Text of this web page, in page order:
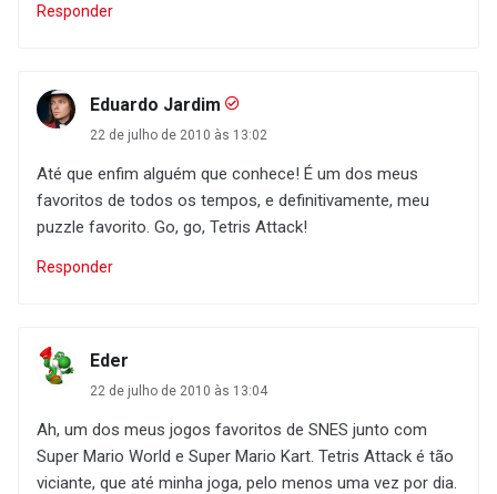
Responder
Eduardo Jardim
22 de julho de 2010 às 13:02
Até que enfim alguém que conhece! É um dos meus
favoritos de todos os tempos, e definitivamente, meu
puzzle favorito. Go, go, Tetris Attack!
Responder
Eder
22 de julho de 2010 às 13:04
Ah, um dos meus jogos favoritos de SNES junto com
Super Mario World e Super Mario Kart. Tetris Attack é tão
viciante, que até minha joga, pelo menos uma vez por dia.